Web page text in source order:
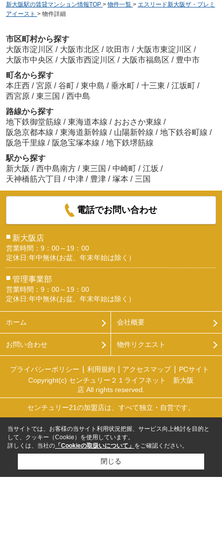
新大阪駅の賃貸マンション情報TOP > 物件一覧 > エスリード新大阪ザ・プレミ
アイースト > 物件詳細
市区町村から探す
大阪市淀川区 / 大阪市北区 / 吹田市 / 大阪市東淀川区 /
大阪市中央区 / 大阪市西淀川区 / 大阪市福島区 / 豊中市
町名から探す
本庄西 / 宮原 / 谷町 / 東中島 / 垂水町 / 十三東 / 江坂町 /
西宮原 / 東三国 / 西中島
路線から探す
地下鉄御堂筋線 / 東海道本線 / おおさか東線 /
阪急京都本線 / 東海道新幹線 / 山陽新幹線 / 地下鉄谷町線 /
阪急千里線 / 阪急宝塚本線 / 地下鉄堺筋線
駅から探す
新大阪 / 西中島南方 / 東三国 / 中崎町 / 江坂 /
天神橋筋六丁目 / 中津 / 豊津 / 塚本 / 三国
電話でお問い合わせ
■ 新大阪店
営業時間：9：00～19：00
定休日:年中無休(お盆、年末年始は除く）
■ 管理事業部
営業時間：9：00～19：00
定休日:年中無休(お盆、年末年始は除く）
ホーム 会社概要
お問い合わせ 物件リクエスト
プライバシーポリシー 利用規約 アクセスマップ
PCサイト
Copyright(c) センチュリー２１ライフネット 新大阪
店 All rights reserved.
センチュリー21の加盟店は、すべて独立・自営です。
当サイトでは、お客様の当サイト利用状況把握、サービス向上検討を目的と
して、クッキー（Cookie）を使用しています。
詳しくは、当社の 「Cookieの取扱いについて」 をご確認ください。
閉じる